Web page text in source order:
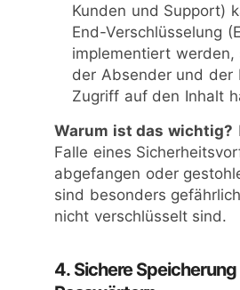
Kunden und Support)
End-Verschlüsselung
implementiert werden,
der Absender und der
Zugriff auf den Inhalt
Warum ist das wichtig?
Falle eines
abgefangen oder
sind besonders
nicht verschlüsselt sind.
4. Sichere